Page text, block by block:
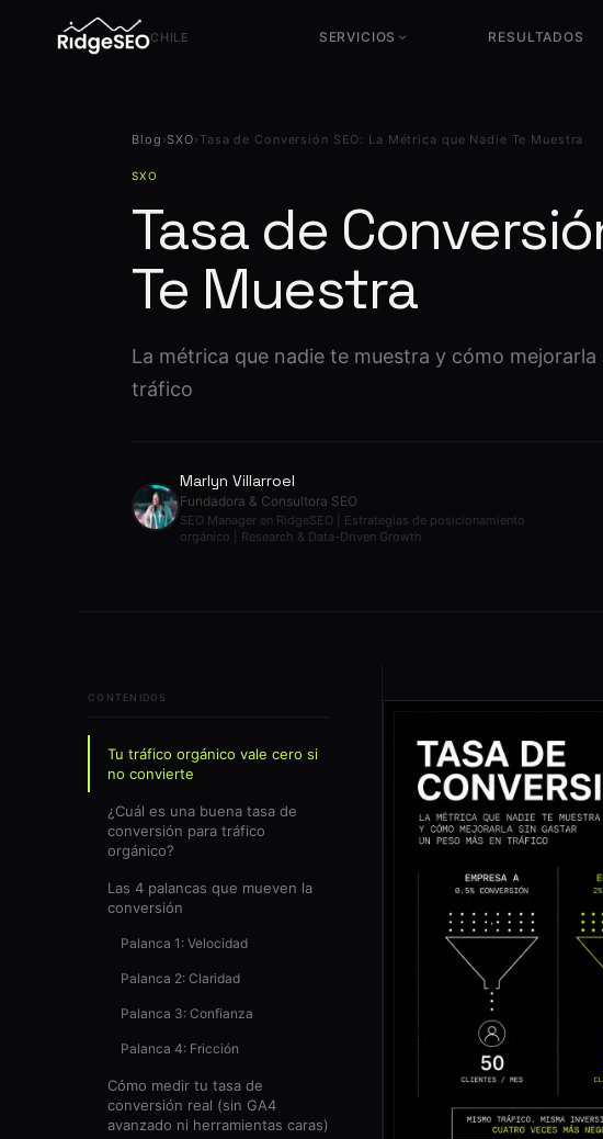
CHILE SERVICIOS
Técnico, contenido y autoridad
Consultoría SEO
Auditoría SEO Avanzada
Conversión y experimentación
Tracking & Analítica
conversiones
RESULTADOS
Blog ›SXO› Tasa de Conversión SEO: La Métrica que Nadie Te Muestra
SXO
Tasa de
Te Muestra
La métrica que nadie te muestra y cómo
tráfico
Marlyn Villarroel
Fundadora & Consultora SEO
SEO Manager en RidgeSEO | Estrategias de posicionamiento
orgánico | Research & Data-Driven Growth
CONTENIDOS
Tu tráfico orgánico vale cero si
no convierte
¿Cuál es una buena tasa de
conversión para tráfico
orgánico?
Las 4 palancas que mueven la
conversión
Palanca 1: Velocidad
Palanca 2: Claridad
Palanca 3: Confianza
Palanca 4: Fricción
Cómo medir tu tasa de
conversión real (sin GA4
avanzado ni herramientas caras)